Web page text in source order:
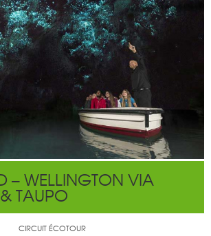
– WELLINGTON VIA
TAUPO
CIRCUIT ÉCOTOUR